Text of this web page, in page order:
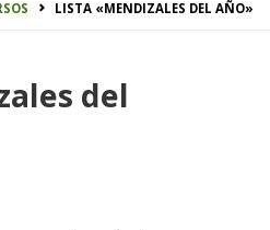
LISTA «MENDIZALES DEL AÑO»
del